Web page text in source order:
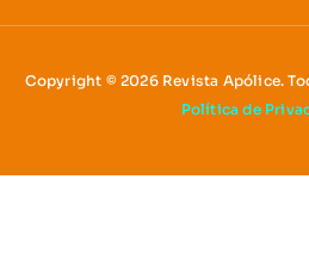
Copyright © 2026 Revista Apólice.
Política de